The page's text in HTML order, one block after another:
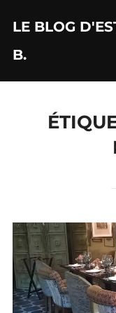
contenu
LE BLOG
B.